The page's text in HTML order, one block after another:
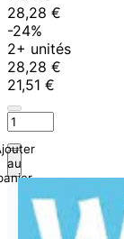
28,28 €
-24%
2+ unités
28,28 €
21,51 €
au